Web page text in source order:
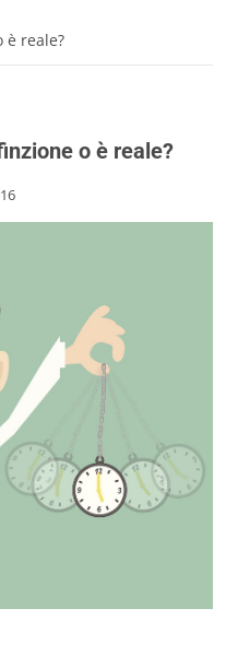
è reale?
o è reale?